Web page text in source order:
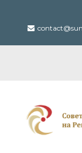
content